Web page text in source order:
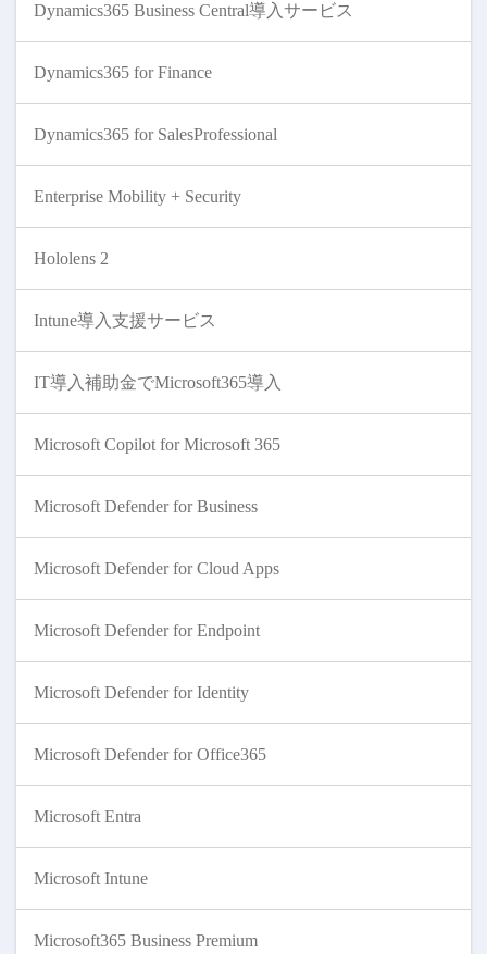
Dynamics365 Business Central導入サービス
Dynamics365 for Finance
Dynamics365 for SalesProfessional
Enterprise Mobility + Security
Hololens 2
Intune導入支援サービス
IT導入補助金でMicrosoft365導入
Microsoft Copilot for Microsoft 365
Microsoft Defender for Business
Microsoft Defender for Cloud Apps
Microsoft Defender for Endpoint
Microsoft Defender for Identity
Microsoft Defender for Office365
Microsoft Entra
Microsoft Intune
Microsoft365 Business Premium